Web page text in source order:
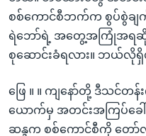
စစ်ကောင်စီဘက်က စွပ်စွဲခ
ရဲဘော်ရဲ့ အတွေ့အကြုံအရဆို
စုဆောင်းခံရလား။ ဘယ်လိုရှိ
ဖြေ ။ ။ ကျနော်တို့ ဒီသင်
ယောက်မှ အတင်းအကြပ်ခ
ဆန္ဒက စစ်ကောင်စီကို တော်